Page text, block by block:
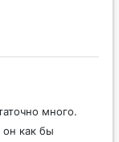
много.
как бы